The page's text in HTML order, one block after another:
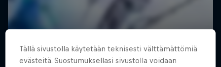
Tällä sivustolla käytetään teknisesti välttämättömiä
evästeitä. Suostumuksellasi sivustolla voidaan